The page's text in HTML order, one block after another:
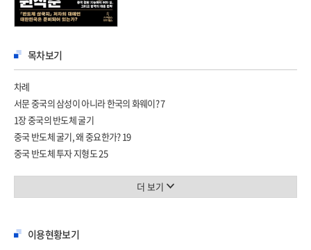
목차보기
차례
서문 중국의 삼성이 아니라 한국의 화웨이? 7
1장 중국의 반도체 굴기
중국 반도체 굴기, 왜 중요한가? 19
중국 반도체 투자 지형도 25
인민 해방군과 반도체 산업의 연결 고리 51
중국식 베팅의 끝 108
더 보기
이용현황보기